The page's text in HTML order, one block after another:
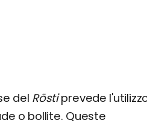
del Röstiprevede
o bollite. Queste